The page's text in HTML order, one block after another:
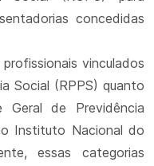
concedidas
vinculados
Social (RPPS) quanto
Geral de Previdência
Instituto Nacional do
essas categorias